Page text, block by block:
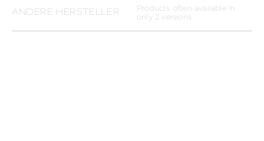
ANDERE HERSTELLER
Products often available in
only 2 versions